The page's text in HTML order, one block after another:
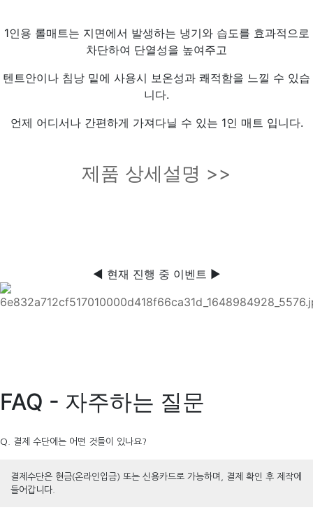
1인용 롤매트는 지면에서 발생하는 냉기와 습도를 효과적으로
차단하여 단열성을 높여주고
텐트안이나 침낭 밑에 사용시 보온성과 쾌적함을 느낄 수 있습
니다.
언제 어디서나 간편하게 가져다닐 수 있는 1인 매트 입니다.
제품 상세설명 >>
◀ 현재 진행 중 이벤트 ▶
FAQ - 자주하는 질문
Q. 결제 수단에는 어떤 것들이 있나요?
결제수단은 현금(온라인입금) 또는 신용카드로 가능하며, 결제 확인 후 제작에
들어갑니다.